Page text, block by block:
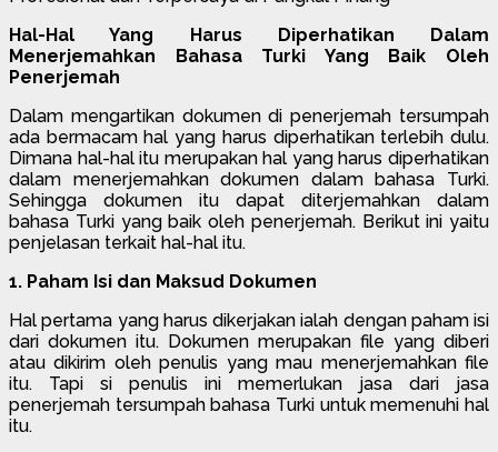
Hal-Hal Yang Harus Diperhatikan Dalam
Menerjemahkan Bahasa Turki Yang Baik Oleh
Penerjemah
Dalam mengartikan dokumen di penerjemah tersumpah
ada bermacam hal yang harus diperhatikan terlebih dulu.
Dimana hal-hal itu merupakan hal yang harus diperhatikan
dalam menerjemahkan dokumen dalam bahasa Turki.
Sehingga dokumen itu dapat diterjemahkan dalam
bahasa Turki yang baik oleh penerjemah. Berikut ini yaitu
penjelasan terkait hal-hal itu.
1. Paham Isi dan Maksud Dokumen
Hal pertama yang harus dikerjakan ialah dengan paham isi
dari dokumen itu. Dokumen merupakan file yang diberi
atau dikirim oleh penulis yang mau menerjemahkan file
itu. Tapi si penulis ini memerlukan jasa dari jasa
penerjemah tersumpah bahasa Turki untuk memenuhi hal
itu.